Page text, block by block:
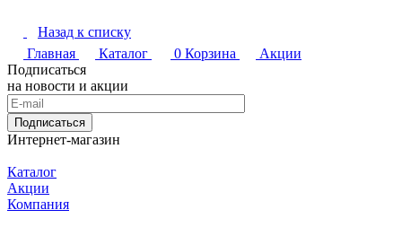
Назад к списку
Главная
Каталог 0 Корзина
Акции
Подписаться
на новости и акции
Подписаться
Интернет-магазин
Каталог
Акции
Компания